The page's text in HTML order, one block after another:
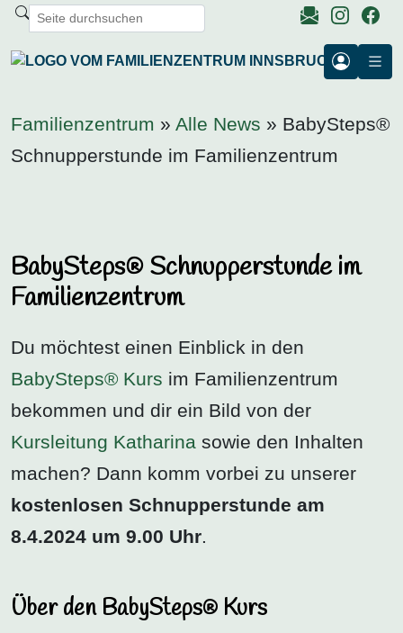
Familienzentrum » Alle News » BabySteps®
Schnupperstunde im Familienzentrum
BabySteps® Schnupperstunde im
Familienzentrum
Du möchtest einen Einblick in den
BabySteps® Kurs im Familienzentrum
bekommen und dir ein Bild von der
Kursleitung Katharina sowie den Inhalten
machen? Dann komm vorbei zu unserer
kostenlosen Schnupperstunde am
8.4.2024 um 9.00 Uhr.
Über den BabySteps® Kurs